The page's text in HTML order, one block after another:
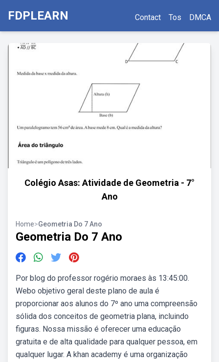
FDPLEARN Contact Tos DMCA
Colégio Asas: Atividade de Geometria - 7°
Ano
Home>Geometria Do 7 Ano
Geometria Do 7 Ano
Por blog do professor rogério moraes às 13:45:00.
Webo objetivo geral deste plano de aula é
proporcionar aos alunos do 7º ano uma compreensão
sólida dos conceitos de geometria plana, incluindo
figuras. Nossa missão é oferecer uma educação
gratuita e de alta qualidade para qualquer pessoa, em
qualquer lugar. A khan academy é uma organização